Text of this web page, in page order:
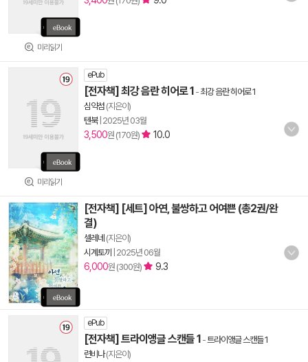
미리읽기
미리읽기
ePub
[전자책] 최강 음란 히어로 1 -최강 음란 히어로 1
심약섬 (지은이)
텐북| 2025년 03월
3,500원 (170원) 10.0
[전자책] [세트] 아연, 불쌍하고 어여쁜 (총2권/완
결)
셀레네 (지은이)
시계토끼
2025년 06월
6,000원 (300원) 9.3
ePub
[전자책] 트라이앵글 스캔들 1 -트라이앵글 스캔들 1
련비나(지은이)